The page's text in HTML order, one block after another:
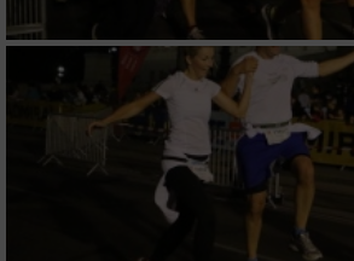
Analyse von Zielgruppen durch
oder Kombinationen von Daten aus
verschiedenen Quellen
Entwicklung und Verbesserung der
Verwendung reduzierter Daten zur